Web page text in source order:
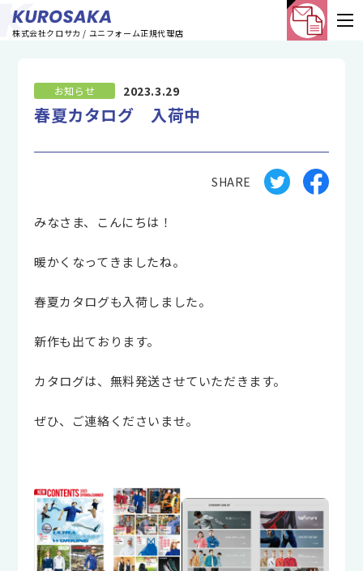
株式会社クロサカ / ユニフォーム正規代理店
お知らせ 2023.3.29
春夏カタログ 入荷中
SHARE
みなさま、こんにちは！
暖かくなってきましたね。
春夏カタログも入荷しました。
新作も出ております。
カタログは、無料発送させていただきます。
ぜひ、ご連絡くださいませ。